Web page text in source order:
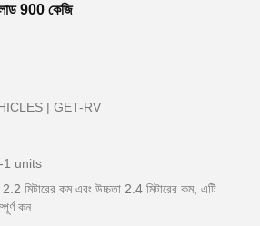
900 কেজি
| GET-RV
1 units
2.2 মিটারের কম এবং উচ্চতা 2.4 মিটারের কম, এটি
কন